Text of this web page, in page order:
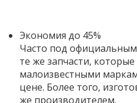
Экономия до 45%
Часто под
те же запчасти,
малоизвестными
цене. Более того,
же производителем.